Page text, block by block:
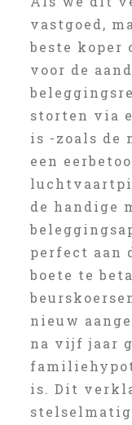
vastgoed,
beste koper
voor de
storten via
is -zoals de
een
de handige
perfect aan
boete te
nieuw
na vijf jaar
is. Dit